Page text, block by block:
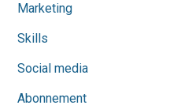
Marketing
Skills
Social media
Abonnement